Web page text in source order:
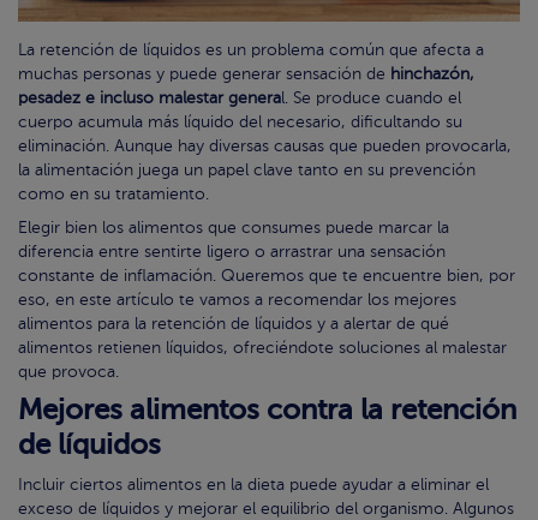
La retención de líquidos es un problema común que afecta a
muchas personas y puede generar sensación de hinchazón,
pesadez e incluso malestar general. Se produce cuando el
cuerpo acumula más líquido del necesario, dificultando su
eliminación. Aunque hay diversas causas que pueden provocarla,
la alimentación juega un papel clave tanto en su prevención
como en su tratamiento.
Elegir bien los alimentos que consumes puede marcar la
diferencia entre sentirte ligero o arrastrar una sensación
constante de inflamación. Queremos que te encuentre bien, por
eso, en este artículo te vamos a recomendar los mejores
alimentos para la retención de líquidos y a alertar de qué
alimentos retienen líquidos, ofreciéndote soluciones al malestar
que provoca.
Mejores alimentos contra la retención
de líquidos
Incluir ciertos alimentos en la dieta puede ayudar a eliminar el
exceso de líquidos y mejorar el equilibrio del organismo. Algunos